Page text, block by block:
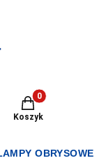
Produkty w
Koszyk
OBRYSOWE